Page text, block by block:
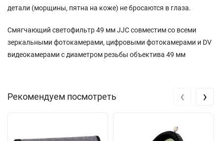
детали (морщины, пятна на коже) не бросаются в глаза.
Смягчающий светофильтр 49 мм JJC совместим со всеми
зеркальными фотокамерами, цифровыми фотокамерами и DV
видеокамерами с диаметром резьбы объектива 49 мм
Рекомендуем посмотреть ‹ ›